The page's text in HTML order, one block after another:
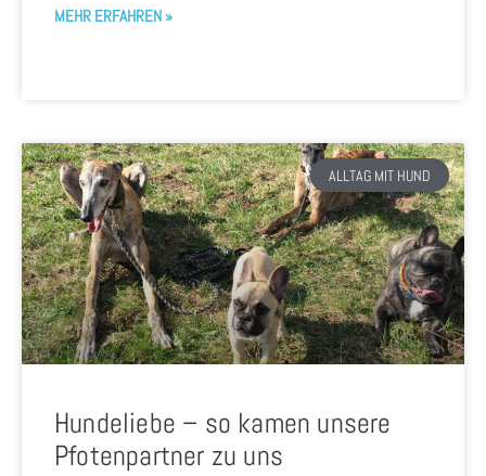
MEHR ERFAHREN »
ALLTAG MIT HUND
Hundeliebe – so kamen unsere
Pfotenpartner zu uns